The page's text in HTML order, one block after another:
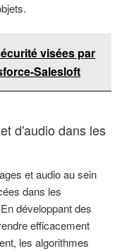
visées par
Salesloft
d'audio dans les
et audio au sein
dans les
développant des
efficacement
les algorithmes